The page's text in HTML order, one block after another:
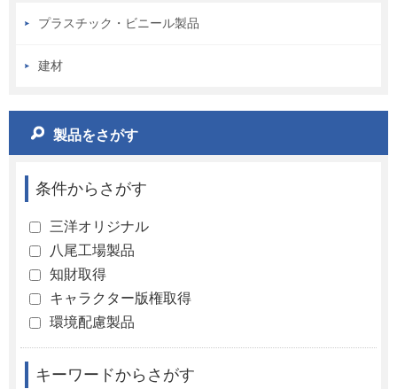
プラスチック・ビニール製品
建材
製品をさがす
条件からさがす
三洋オリジナル
八尾工場製品
知財取得
キャラクター版権取得
環境配慮製品
キーワードからさがす